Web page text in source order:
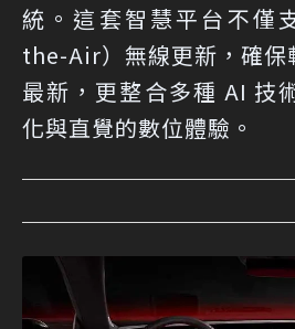
統。這套智慧平台不僅
the-Air）無線更新，確保
最新，更整合多種 AI 技
化與直覺的數位體驗。